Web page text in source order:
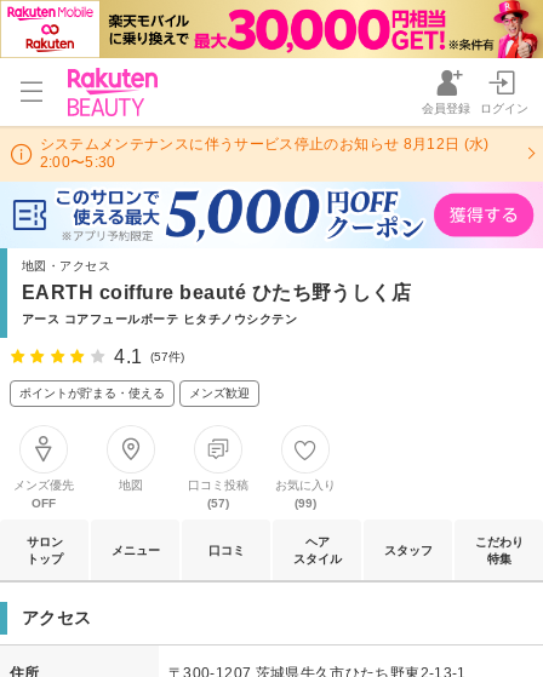
会員登録 ログイン
システムメンテナンスに伴うサービス停止のお知らせ 8月12日 (水)
2:00〜5:30
地図・アクセス
EARTH coiffure beauté ひたち野うしく店
アース コアフュールボーテ ヒタチノウシクテン
4.1 (57件)
ポイントが貯まる・使える メンズ歓迎
メンズ優先
OFF
地図
口コミ投稿
(57)
お気に入り
(99)
サロン
トップ
メニュー 口コミ
ヘア
スタイル
スタッフ
こだわり
特集
アクセス
住所 〒300-1207 茨城県牛久市ひたち野東2-13-1